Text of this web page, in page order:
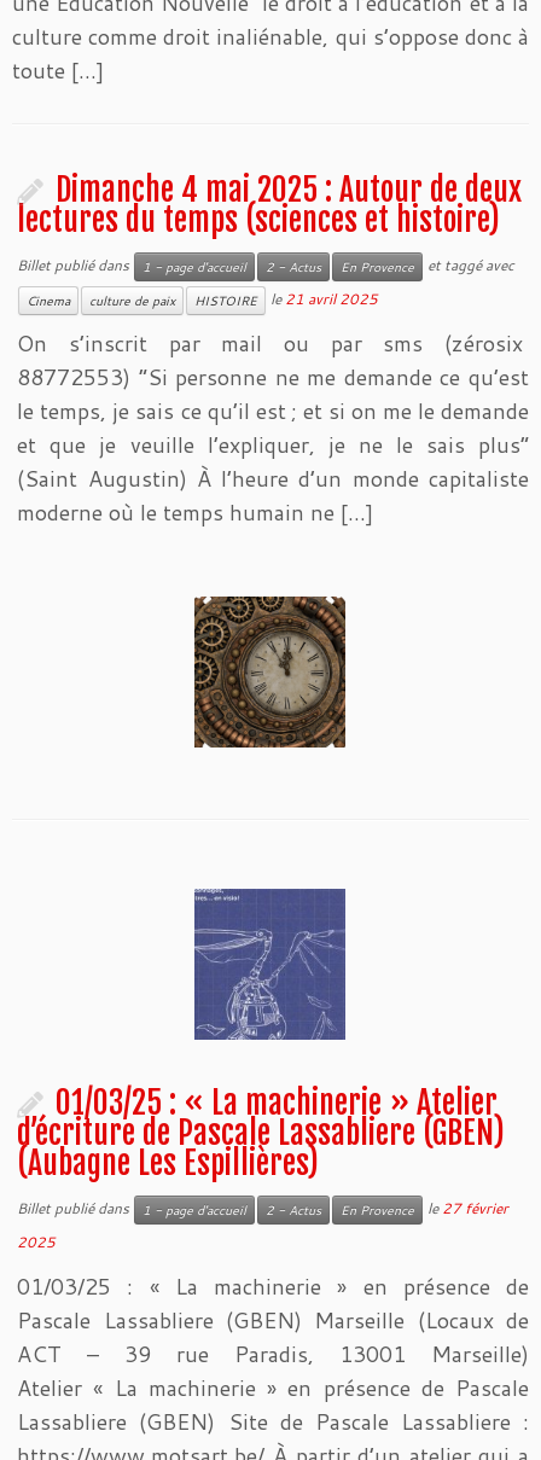
culture comme droit inaliénable, qui s’oppose donc à
toute […]
Dimanche 4 mai 2025 : Autour de deux
lectures du temps (sciences et histoire)
Billet publié dans 1 - page d'accueil 2 - Actus En Provence et taggé avec
Cinema culture de paix HISTOIRE le21 avril 2025
On s’inscrit par mail ou par sms (zérosix
88772553) “Si personne ne me demande ce qu’est
le temps, je sais ce qu’il est ; et si on me le demande
et que je veuille l’expliquer, je ne le sais plus”
(Saint Augustin) À l’heure d’un monde capitaliste
moderne où le temps humain ne […]
01/03/25 : « La machinerie » Atelier
d’écriture de Pascale Lassabliere (GBEN)
(Aubagne Les Espillières)
Billet publié dans 1 - page d'accueil 2 - Actus En Provence le27 février
2025
01/03/25 : « La machinerie » en présence de
Pascale Lassabliere (GBEN) Marseille (Locaux de
ACT – 39 rue Paradis, 13001 Marseille)
Atelier « La machinerie » en présence de Pascale
Lassabliere (GBEN) Site de Pascale Lassabliere :